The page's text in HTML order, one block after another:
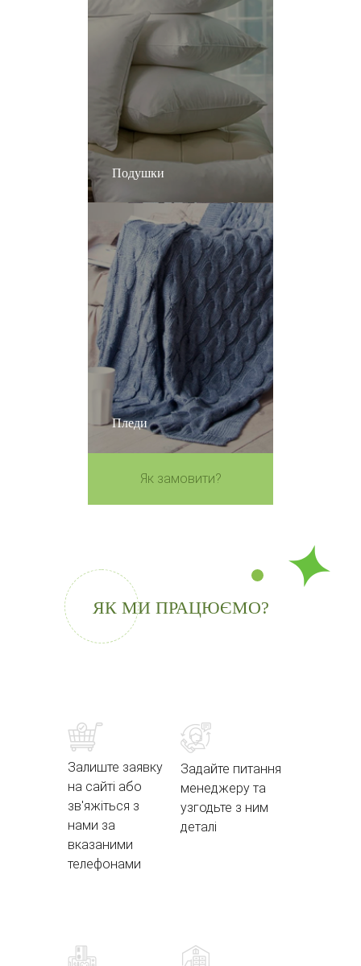
Подушки
Пледи
Як замовити?
ЯК МИ ПРАЦЮЄМО?
Залиште заявку
на сайті або
зв'яжіться з
нами за
вказаними
телефонами
Задайте питання
менеджеру та
узгодьте з ним
деталі